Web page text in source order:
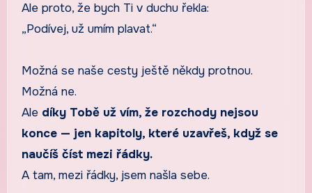
Ale proto, že bych Ti v duchu řekla:
„Podívej, už umím plavat.“
Možná se naše cesty ještě někdy protnou.
Možná ne.
Ale díky Tobě už vím, že rozchody nejsou
konce — jen kapitoly, které uzavřeš, když se
naučíš číst mezi řádky.
A tam, mezi řádky, jsem našla sebe.